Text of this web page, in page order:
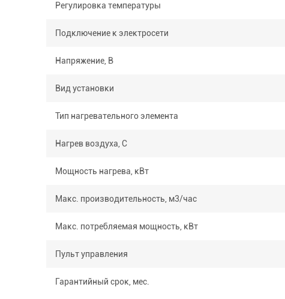
Регулировка температуры
Подключение к электросети
Напряжение, В
Вид установки
Тип нагревательного элемента
Нагрев воздуха, С
Мощность нагрева, кВт
Макс. производительность, м3/час
Макс. потребляемая мощность, кВт
Пульт управления
Гарантийный срок, мес.